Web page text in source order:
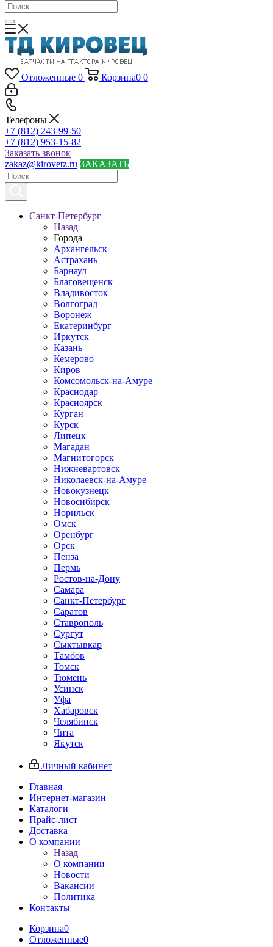
Отложенные 0 Корзина0 0
Телефоны
+7 (812) 243-99-50
+7 (812) 953-15-82
Заказать звонок
zakaz@kirovetz.ru ЗАКАЗАТЬ
Санкт-Петербург
Назад
Города
Архангельск
Астрахань
Барнаул
Благовещенск
Владивосток
Волгоград
Воронеж
Екатеринбург
Иркутск
Казань
Кемерово
Киров
Комсомольск-на-Амуре
Краснодар
Красноярск
Курган
Курск
Липецк
Магадан
Магнитогорск
Нижневартовск
Николаевск-на-Амуре
Новокузнецк
Новосибирск
Норильск
Омск
Оренбург
Орск
Пенза
Пермь
Ростов-на-Дону
Самара
Санкт-Петербург
Саратов
Ставрополь
Сургут
Сыктывкар
Тамбов
Томск
Тюмень
Усинск
Уфа
Хабаровск
Челябинск
Чита
Якутск
Личный кабинет
Главная
Интернет-магазин
Каталоги
Прайс-лист
Доставка
О компании
Назад
О компании
Новости
Вакансии
Политика
Контакты
Корзина0
Отложенные0